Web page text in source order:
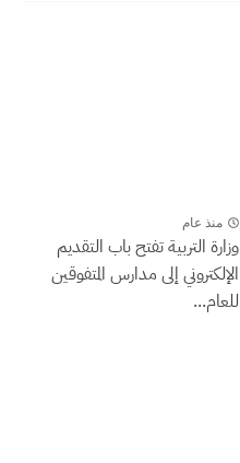
منذ عام
وزارة التربية تفتح باب التقديم
الإلكتروني إلى مدارس المتفوقين
للعام...